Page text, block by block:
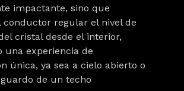
impactante, sino que
conductor regular el nivel de
cristal desde el interior,
una experiencia de
única, ya sea a cielo abierto o
de un techo